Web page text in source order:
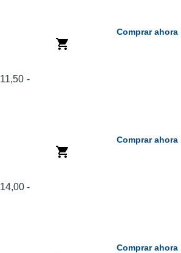
11,50 -
Comprar ahora
14,00 -
Comprar ahora
Comprar ahora